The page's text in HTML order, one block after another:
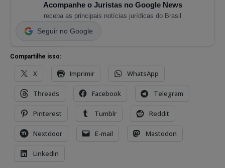
Acompanhe o Juristas no Google News
receba as principais notícias jurídicas do Brasil
Seguir no Google
Compartilhe isso:
X Imprimir WhatsApp
Threads Facebook Telegram
Pinterest Tumblr Reddit
Nextdoor E-mail Mastodon
LinkedIn